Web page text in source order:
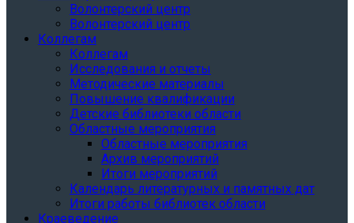
Волонтерский центр
Волонтерский центр
Коллегам
Коллегам
Исследования и отчеты
Методические материалы
Повышение квалификации
Детские библиотеки области
Областные мероприятия
Областные мероприятия
Архив мероприятий
Итоги мероприятий
Календарь литературных и памятных дат
Итоги работы библиотек области
Краеведение